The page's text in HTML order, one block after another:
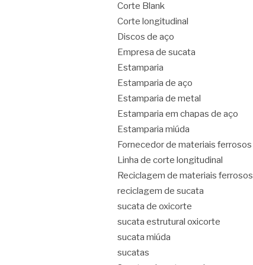
Corte Blank
Corte longitudinal
Discos de aço
Empresa de sucata
Estamparia
Estamparia de aço
Estamparia de metal
Estamparia em chapas de aço
Estamparia miúda
Fornecedor de materiais ferrosos
Linha de corte longitudinal
Reciclagem de materiais ferrosos
reciclagem de sucata
sucata de oxicorte
sucata estrutural oxicorte
sucata miúda
sucatas